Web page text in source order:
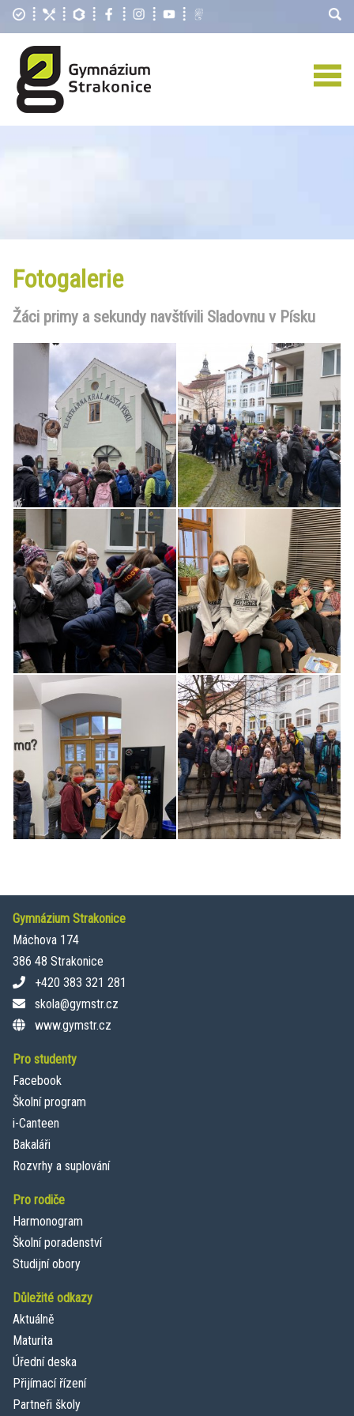
Fotogalerie
Žáci primy a sekundy navštívili Sladovnu v Písku
Gymnázium Strakonice
Máchova 174
386 48 Strakonice
+420 383 321 281
skola@gymstr.cz
www.gymstr.cz
Pro studenty
Facebook
Školní program
i-Canteen
Bakaláři
Rozvrhy a suplování
Pro rodiče
Harmonogram
Školní poradenství
Studijní obory
Důležité odkazy
Aktuálně
Maturita
Úřední deska
Přijímací řízení
Partneři školy